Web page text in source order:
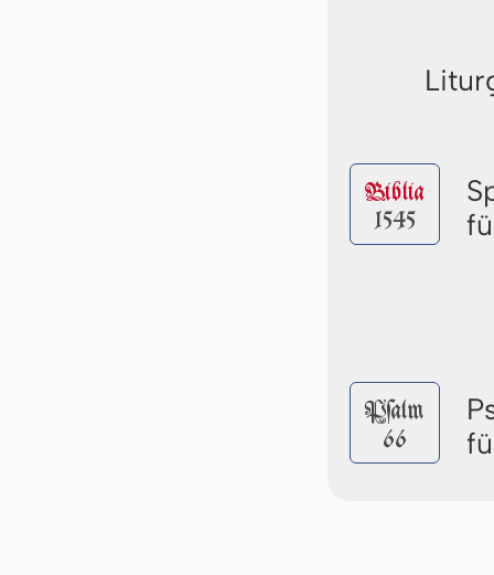
Biblia
1545
Pſalm
66